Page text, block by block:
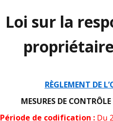
Loi sur la
RÈGLEMENT DE
MESURES DE
Période de codification : Du